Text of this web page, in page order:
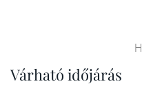
Várható időjárás